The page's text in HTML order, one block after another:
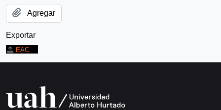
Agregar
Exportar
EAC